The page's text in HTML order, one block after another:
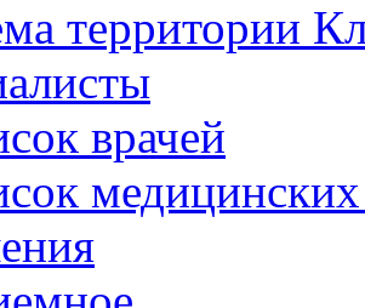
территории
врачей
медицинских